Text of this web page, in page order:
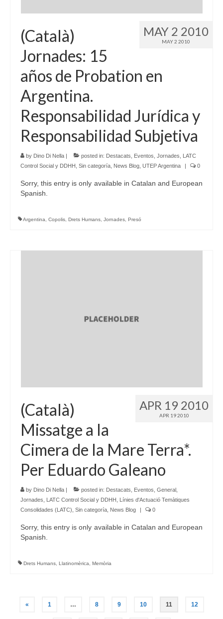
MAY 2 2010
MAY 2 2010
(Català)
Jornades: 15
años de Probation en
Argentina.
Responsabilidad Jurídica y
Responsabilidad Subjetiva
by Dino Di Nella | posted in: Destacats Eventos Jornades
LATC
Control Social y DDHH Sin categoría News Blog UTEP Argentina | 0
Sorry, this entry is only available in Catalan and European
Spanish.
Argentina Copolis Drets Humans Jornades Presó
APR 19 2010
APR 19 2010
(Català)
Missatge a la
Cimera de la Mare Terra*.
Per Eduardo Galeano
by Dino Di Nella | posted in: Destacats Eventos General
Jornades
LATC Control Social y DDHH
Línies d'Actuació Temàtiques
Consolidades (LATC) Sin categoría News Blog | 0
Sorry, this entry is only available in Catalan and European
Spanish.
Drets Humans Llatinomèrica Memòria
Posts
« 1 … 8 9 10 11 12